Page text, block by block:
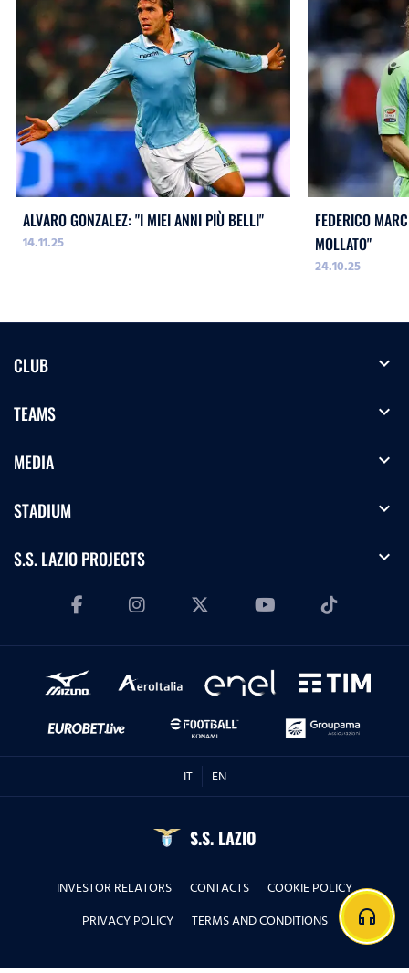
ALVARO GONZALEZ: "I MIEI ANNI PIÙ BELLI"
14.11.25
FEDERICO
MOLLATO"
24.10.25
CLUB expand_more
TEAMS expand_more
MEDIA expand_more
STADIUM expand_more
S.S. LAZIO PROJECTS expand_more
IT EN
S.S. LAZIO
INVESTOR RELATORS CONTACTS
COOKIE POLICY
PRIVACY POLICY
TERMS AND CONDITIONS headphones